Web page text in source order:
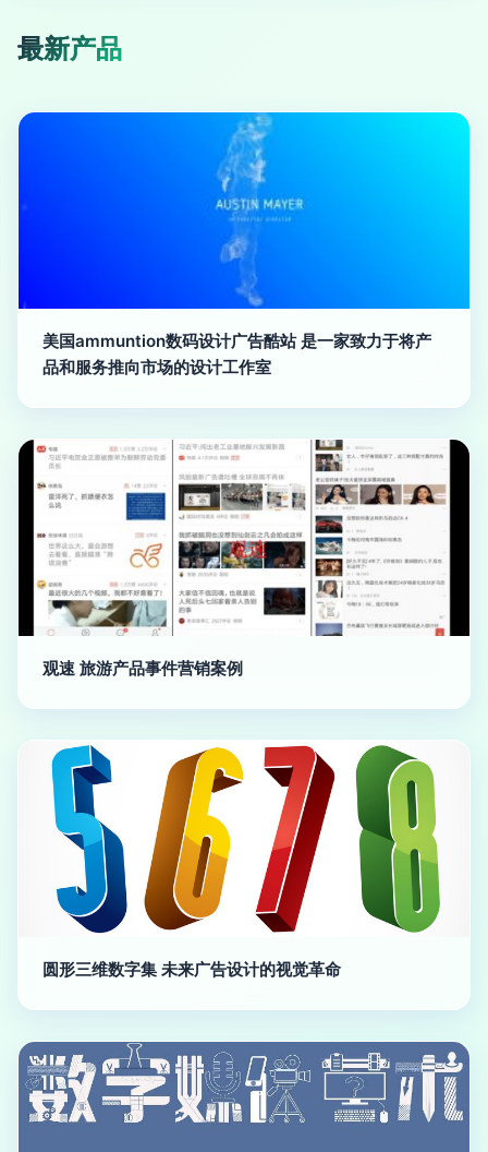
最新产品
美国ammuntion数码设计广告酷站 是一家致力于将产
品和服务推向市场的设计工作室
观速 旅游产品事件营销案例
圆形三维数字集 未来广告设计的视觉革命